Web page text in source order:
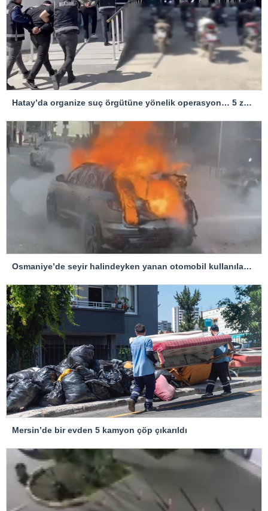
Hatay’da organize suç örgütüne yönelik operasyon… 5 zanlı tutuklandı
Osmaniye’de seyir halindeyken yanan otomobil kullanılamaz hale geldi
Mersin’de bir evden 5 kamyon çöp çıkarıldı